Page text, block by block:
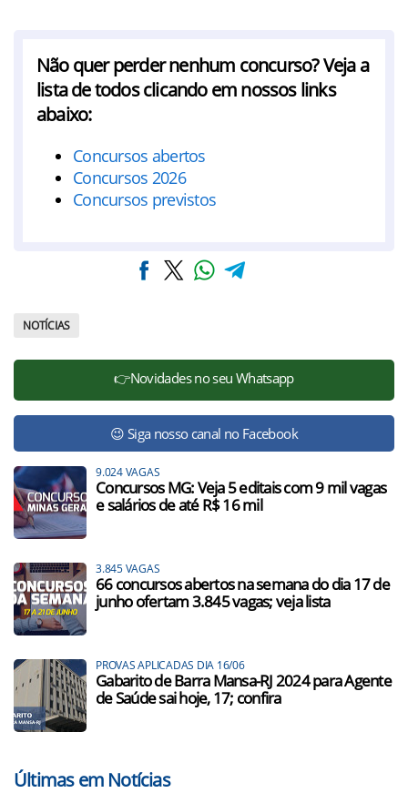
Não quer perder nenhum concurso? Veja a
lista de todos clicando em nossos links
abaixo:
Concursos abertos
Concursos 2026
Concursos previstos
NOTÍCIAS
👉Novidades no seu Whatsapp
😉 Siga nosso canal no Facebook
9.024 VAGAS
Concursos MG: Veja 5 editais com 9 mil vagas
e salários de até R$ 16 mil
3.845 VAGAS
66 concursos abertos na semana do dia 17 de
junho ofertam 3.845 vagas; veja lista
PROVAS APLICADAS DIA 16/06
Gabarito de Barra Mansa-RJ 2024 para Agente
de Saúde sai hoje, 17; confira
Últimas em Notícias